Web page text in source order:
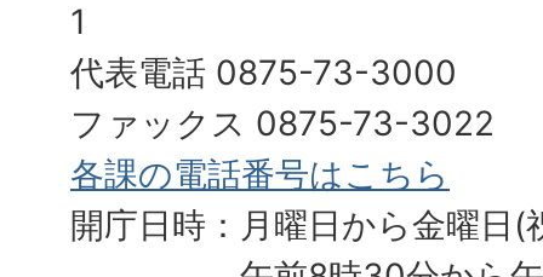
1
代表電話 0875-73-3000
ファックス 0875-73-3022
各課の電話番号はこちら
開庁日時：月曜日から金曜日(